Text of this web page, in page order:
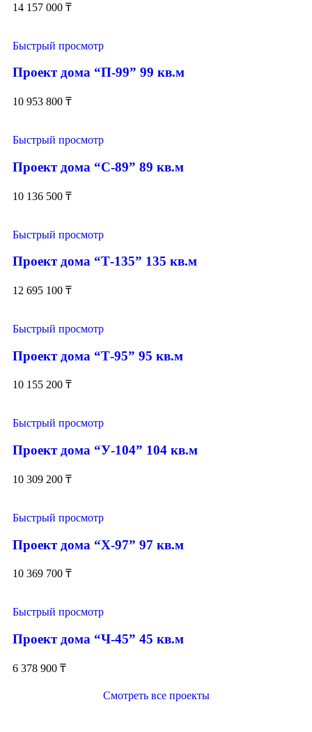
14 157 000 ₸
Быстрый просмотр
Проект дома “П-99” 99 кв.м
10 953 800 ₸
Быстрый просмотр
Проект дома “С-89” 89 кв.м
10 136 500 ₸
Быстрый просмотр
Проект дома “Т-135” 135 кв.м
12 695 100 ₸
Быстрый просмотр
Проект дома “Т-95” 95 кв.м
10 155 200 ₸
Быстрый просмотр
Проект дома “У-104” 104 кв.м
10 309 200 ₸
Быстрый просмотр
Проект дома “Х-97” 97 кв.м
10 369 700 ₸
Быстрый просмотр
Проект дома “Ч-45” 45 кв.м
6 378 900 ₸
Смотреть все проекты